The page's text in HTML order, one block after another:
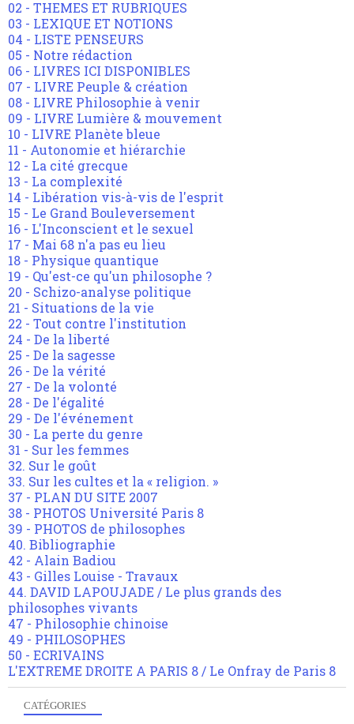
02 - THEMES ET RUBRIQUES
03 - LEXIQUE ET NOTIONS
04 - LISTE PENSEURS
05 - Notre rédaction
06 - LIVRES ICI DISPONIBLES
07 - LIVRE Peuple & création
08 - LIVRE Philosophie à venir
09 - LIVRE Lumière & mouvement
10 - LIVRE Planète bleue
11 - Autonomie et hiérarchie
12 - La cité grecque
13 - La complexité
14 - Libération vis-à-vis de l'esprit
15 - Le Grand Bouleversement
16 - L'Inconscient et le sexuel
17 - Mai 68 n'a pas eu lieu
18 - Physique quantique
19 - Qu'est-ce qu'un philosophe ?
20 - Schizo-analyse politique
21 - Situations de la vie
22 - Tout contre l'institution
24 - De la liberté
25 - De la sagesse
26 - De la vérité
27 - De la volonté
28 - De l'égalité
29 - De l'événement
30 - La perte du genre
31 - Sur les femmes
32. Sur le goût
33. Sur les cultes et la « religion. »
37 - PLAN DU SITE 2007
38 - PHOTOS Université Paris 8
39 - PHOTOS de philosophes
40. Bibliographie
42 - Alain Badiou
43 - Gilles Louise - Travaux
44. DAVID LAPOUJADE / Le plus grands des
philosophes vivants
47 - Philosophie chinoise
49 - PHILOSOPHES
50 - ECRIVAINS
L'EXTREME DROITE A PARIS 8 / Le Onfray de Paris 8
CATÉGORIES